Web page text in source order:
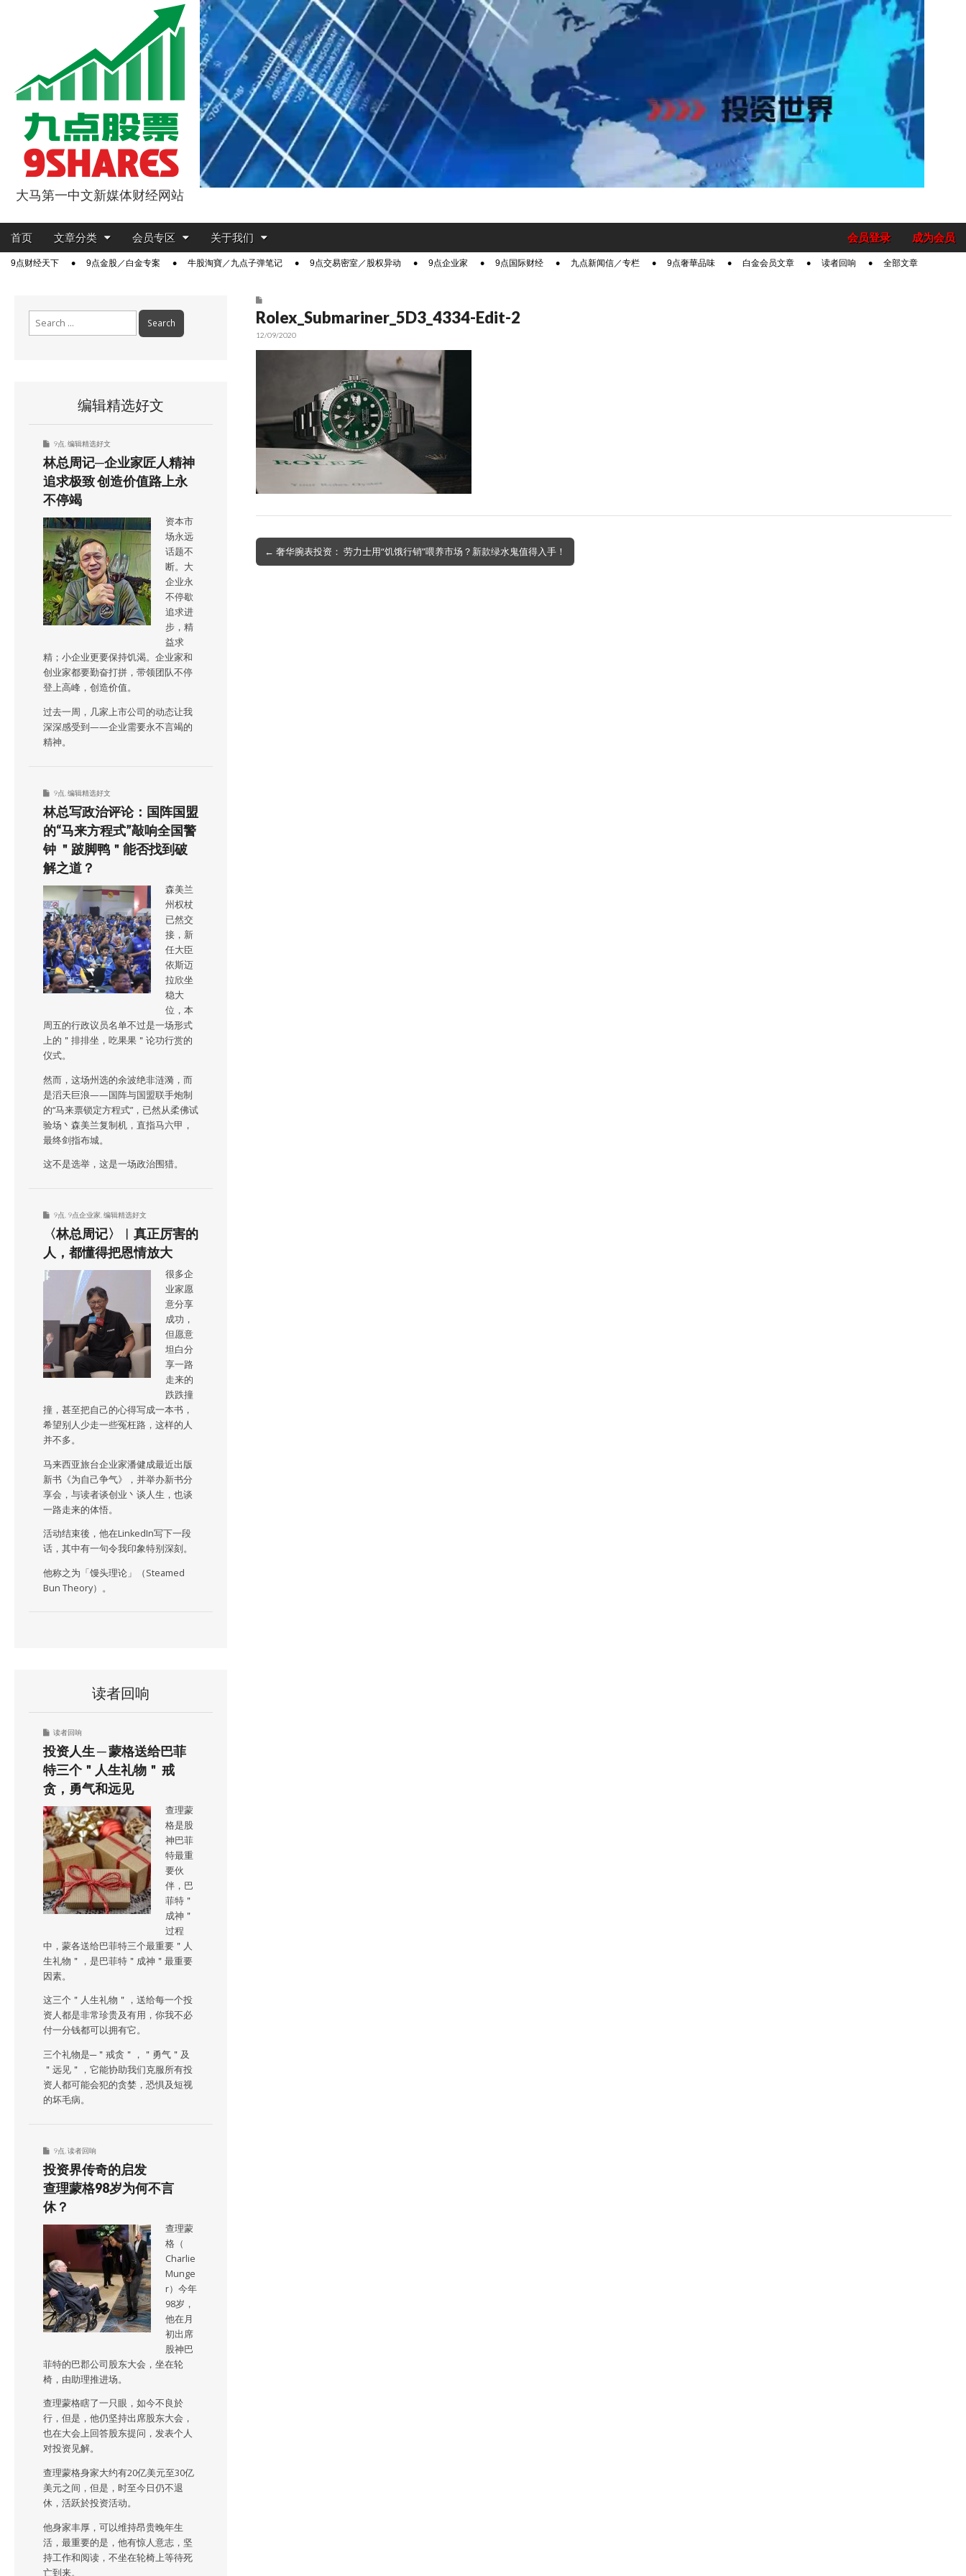
9点股票
大马第一中文新媒体财经网站
Main
Skip
content
首页 文章分类 会员专区 关于我们 成为会员
会员登录
Sub9点财经天下 9点金股／白金专案 牛股淘寶／九点子弹笔记 9点交易密室／股权异动 9点企业家 9点国际财经 九点新闻信／专栏 9点奢華品味 白金会员文章 读者回响 全部文章
Rolex_Submariner_5D3_4334-Edit-2
12/09/2020
Post
navigation
← 奢华腕表投资： 劳力士用“饥饿行销”喂养市场？新款绿水鬼值得入手！
编辑精选好文
9点 编辑精选好文
林总周记─企业家匠人精神
追求极致 创造价值路上永
不停竭
资本市
场永远
话题不
断。大
企业永
不停歇
追求进
步，精
益求
精；小企业更要保持饥渴。企业家和
创业家都要勤奋打拼，带领团队不停
登上高峰，创造价值。
过去一周，几家上市公司的动态让我
深深感受到——企业需要永不言竭的
精神。
9点 编辑精选好文
林总写政治评论：国阵国盟
的“马来方程式”敲响全国警
钟 ＂跛脚鸭＂能否找到破
解之道？
森美兰
州权杖
已然交
接，新
任大臣
依斯迈
拉欣坐
稳大
位，本
周五的行政议员名单不过是一场形式
上的＂排排坐，吃果果＂论功行赏的
仪式。
然而，这场州选的余波绝非涟漪，而
是滔天巨浪——国阵与国盟联手炮制
的“马来票锁定方程式”，已然从柔佛试
验场丶森美兰复制机，直指马六甲，
最终剑指布城。
这不是选举，这是一场政治围猎。
9点 9点企业家 编辑精选好文
〈林总周记〉︱真正厉害的
人，都懂得把恩情放大
很多企
业家愿
意分享
成功，
但愿意
坦白分
享一路
走来的
跌跌撞
撞，甚至把自己的心得写成一本书，
希望别人少走一些冤枉路，这样的人
并不多。
马来西亚旅台企业家潘健成最近出版
新书《为自己争气》，并举办新书分
享会，与读者谈创业丶谈人生，也谈
一路走来的体悟。
活动结束後，他在LinkedIn写下一段
话，其中有一句令我印象特别深刻。
他称之为「馒头理论」（Steamed
Bun Theory）。
读者回响
读者回响
投资人生 ─ 蒙格送给巴菲
特三个＂人生礼物＂ 戒
贪，勇气和远见
查理蒙
格是股
神巴菲
特最重
要伙
伴，巴
菲特＂
成神＂
过程
中，蒙各送给巴菲特三个最重要＂人
生礼物＂，是巴菲特＂成神＂最重要
因素。
这三个＂人生礼物＂，送给每一个投
资人都是非常珍贵及有用，你我不必
付一分钱都可以拥有它。
三个礼物是─＂戒贪＂，＂勇气＂及
＂远见＂，它能协助我们克服所有投
资人都可能会犯的贪婪，恐惧及短视
的坏毛病。
9点 读者回响
投资界传奇的启发
查理蒙格98岁为何不言
休？
查理蒙
格（
Charlie
Munge
r）今年
98岁，
他在月
初出席
股神巴
菲特的巴郡公司股东大会，坐在轮
椅，由助理推进场。
查理蒙格瞎了一只眼，如今不良於
行，但是，他仍坚持出席股东大会，
也在大会上回答股东提问，发表个人
对投资见解。
查理蒙格身家大约有20亿美元至30亿
美元之间，但是，时至今日仍不退
休，活跃於投资活动。
他身家丰厚，可以维持昂贵晚年生
活，最重要的是，他有惊人意志，坚
持工作和阅读，不坐在轮椅上等待死
亡到来。